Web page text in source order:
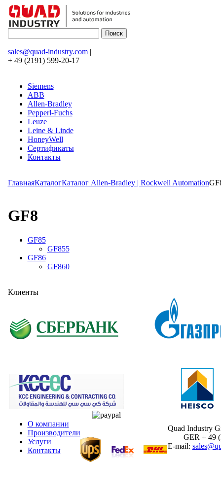
sales@quad-industry.com|
+ 49 (2191) 599-20-17
Siemens
ABB
Allen-Bradley
Pepperl-Fuchs
Leuze
Leine & Linde
HoneyWell
Сертификаты
Контакты
ГлавнаяКаталогКаталог Allen-Bradley | Rockwell Automation
GF8
GF85
GF855
GF86
GF860
Клиенты
О компании
Производители
Услуги
Контакты
Quad Industry
GER + 49
E-mail: